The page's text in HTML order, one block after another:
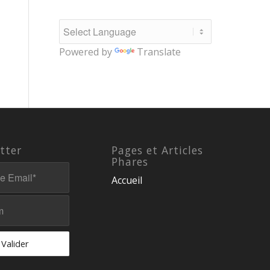
Powered by Translate
Pages et Articles
Phares
Accueil